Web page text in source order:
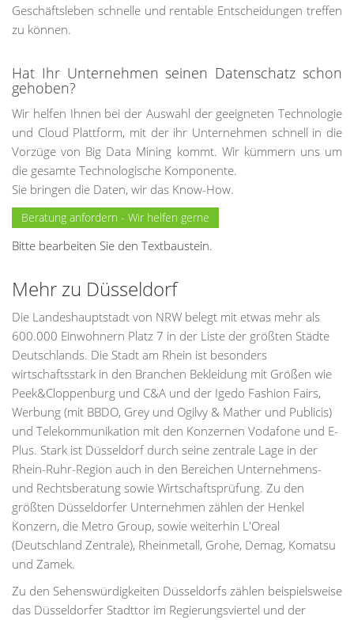
Geschäftsleben schnelle und rentable Entscheidungen treffen
zu können.
Hat Ihr Unternehmen seinen Datenschatz schon
gehoben?
Wir helfen Ihnen bei der Auswahl der geeigneten Technologie
und Cloud Plattform, mit der ihr Unternehmen schnell in die
Vorzüge von Big Data Mining kommt. Wir kümmern uns um
die gesamte Technologische Komponente.
Sie bringen die Daten, wir das Know-How.
Beratung anfordern - Wir helfen gerne
Bitte bearbeiten Sie den Textbaustein.
Mehr zu Düsseldorf
Die Landeshauptstadt von NRW belegt mit etwas mehr als
600.000 Einwohnern Platz 7 in der Liste der größten Städte
Deutschlands. Die Stadt am Rhein ist besonders
wirtschaftsstark in den Branchen Bekleidung mit Größen wie
Peek&Cloppenburg und C&A und der Igedo Fashion Fairs,
Werbung (mit BBDO, Grey und Ogilvy & Mather und Publicis)
und Telekommunikation mit den Konzernen Vodafone und E-
Plus. Stark ist Düsseldorf durch seine zentrale Lage in der
Rhein-Ruhr-Region auch in den Bereichen Unternehmens-
und Rechtsberatung sowie Wirtschaftsprüfung. Zu den
größten Düsseldorfer Unternehmen zählen der Henkel
Konzern, die Metro Group, sowie weiterhin L'Oreal
(Deutschland Zentrale), Rheinmetall, Grohe, Demag, Komatsu
und Zamek.
Zu den Sehenswürdigkeiten Düsseldorfs zählen beispielsweise
das Düsseldorfer Stadttor im Regierungsviertel und der